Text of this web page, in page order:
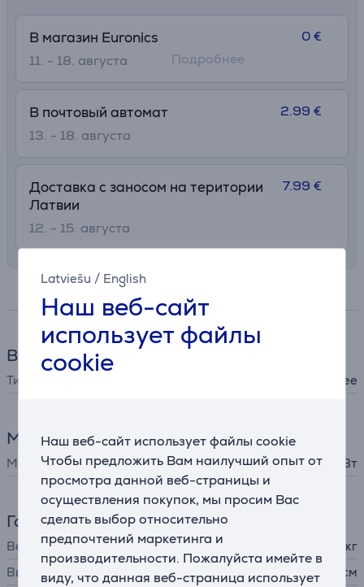
Latviešu / English
Наш веб-сайт
использует файлы
cookie
Наш веб-сайт использует файлы cookie
Чтобы предложить Вам наилучший опыт от
просмотра данной веб-страницы и
осуществления покупок, мы просим Вас
сделать выбор относительно
предпочтений маркетинга и
производительности. Пожалуйста имейте в
виду, что данная веб-страница использует
В магазин Euronics
11. - 18. августа
0 €
Подробнее
В почтовый автомат
13. - 18. августа
2.99 €
Доставка с заносом на територии
Латвии
12. - 15. августа
7.99 €
Спецификация
Веселая кулинария
Тип устройства прочее
Мощность
Мощность 1600 Вт
Габариты
Вес
2,65 кг
Высота
8,5 см